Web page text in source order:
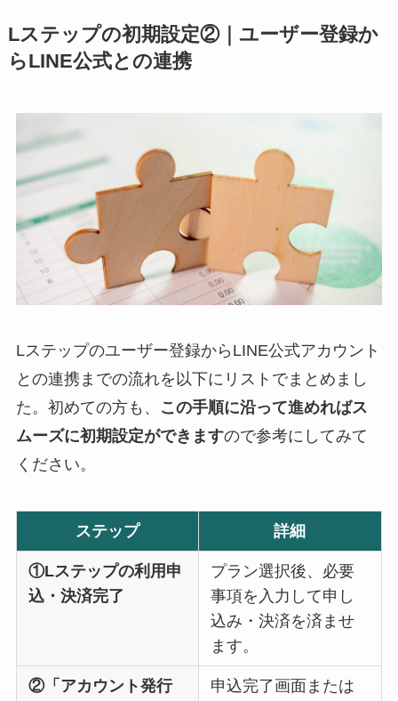
Lステップの初期設定②｜ユーザー登録か
らLINE公式との連携
Lステップのユーザー登録からLINE公式アカウント
との連携までの流れを以下にリストでまとめまし
た。初めての方も、
この手順に沿って進めればス
ムーズに初期設定ができますので参考にしてみて
ください。
ステップ 詳細
①Lステップの利用申
込・決済完了
プラン選択後、必要
事項を入力して申し
込み・決済を済ませ
ます。
②「アカウント発行
申込完了画面または